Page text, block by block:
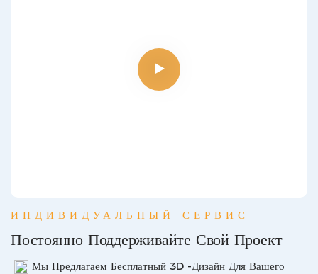
ИНДИВИДУАЛЬНЫЙ СЕРВИС
Постоянно Поддерживайте Свой Проект
Мы Предлагаем Бесплатный 3D -дизайн Для Вашего